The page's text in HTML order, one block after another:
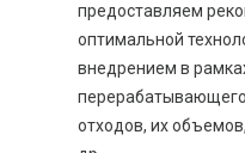
предоставляем
оптимальной
внедрением в
перерабатывающего
отходов, их